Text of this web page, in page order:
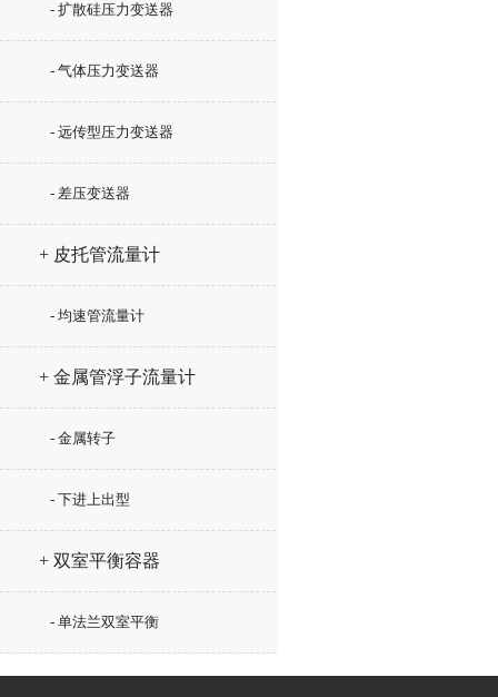
- 扩散硅压力变送器
- 气体压力变送器
- 远传型压力变送器
- 差压变送器
+ 皮托管流量计
- 均速管流量计
+ 金属管浮子流量计
- 金属转子
- 下进上出型
+ 双室平衡容器
- 单法兰双室平衡